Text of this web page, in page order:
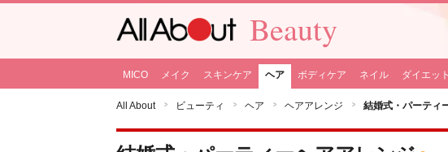
Beauty
MICO メイク スキンケア ヘア ボディケア ネイル ダイエット
All About ビューティ ヘア ヘアアレンジ 結婚式・パーティ